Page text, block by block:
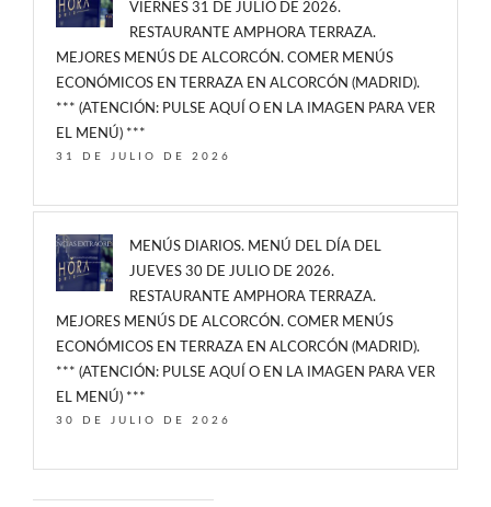
VIERNES 31 DE JULIO DE 2026.
RESTAURANTE AMPHORA TERRAZA.
MEJORES MENÚS DE ALCORCÓN. COMER MENÚS
ECONÓMICOS EN TERRAZA EN ALCORCÓN (MADRID).
*** (ATENCIÓN: PULSE AQUÍ O EN LA IMAGEN PARA VER
EL MENÚ) ***
31 DE JULIO DE 2026
MENÚS DIARIOS. MENÚ DEL DÍA DEL
JUEVES 30 DE JULIO DE 2026.
RESTAURANTE AMPHORA TERRAZA.
MEJORES MENÚS DE ALCORCÓN. COMER MENÚS
ECONÓMICOS EN TERRAZA EN ALCORCÓN (MADRID).
*** (ATENCIÓN: PULSE AQUÍ O EN LA IMAGEN PARA VER
EL MENÚ) ***
30 DE JULIO DE 2026